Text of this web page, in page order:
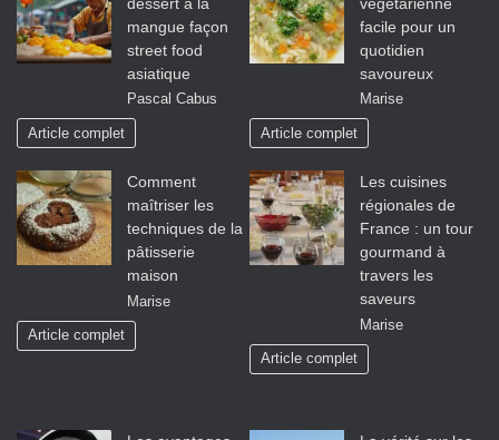
mangue façon
street food
asiatique
Pascal Cabus
Article complet
facile pour un
quotidien
savoureux
Marise
Article complet
Comment
maîtriser les
techniques de la
pâtisserie
maison
Marise
Article complet
Les cuisines
régionales de
France : un tour
gourmand à
travers les
saveurs
Marise
Article complet